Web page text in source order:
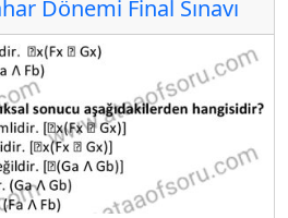
Dönemi Final Sınavı